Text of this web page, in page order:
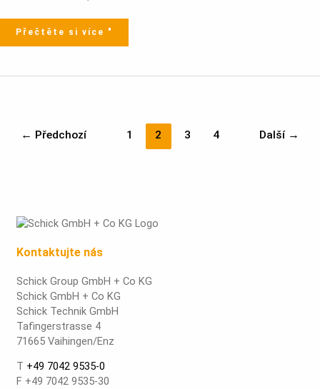
4-
7
|
18.05.2022
Přečtěte si více "
← Předchozí 1 2 3 4 Další →
Kontaktujte nás
Schick Group GmbH + Co KG
Schick GmbH + Co KG
Schick Technik GmbH
Tafingerstrasse 4
71665 Vaihingen/Enz
T +49 7042 9535-0
F +49 7042 9535-30